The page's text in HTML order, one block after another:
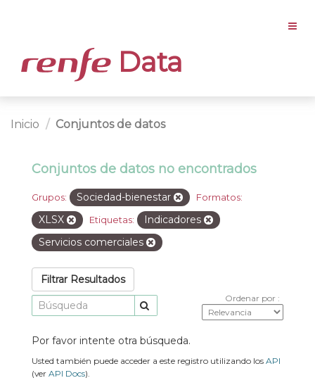
Data
Inicio Conjuntos de datos
Conjuntos de datos no encontrados
Grupos: Sociedad-bienestar Formatos:
XLSX Etiquetas:
Indicadores
Servicios comerciales
Filtrar Resultados
Ordenar por
Por favor intente otra búsqueda.
Usted también puede acceder a este registro utilizando los API
(ver API Docs).